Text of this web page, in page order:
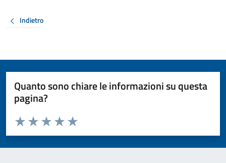
Indietro
Quanto sono chiare le informazioni su questa
pagina?
Valuta da 1 a 5 stelle la pagina
Valuta 5 stelle su 5
Valuta 4 stelle su 5
Valuta 3 stelle su 5
Valuta 2 stelle su 5
Valuta 1 stelle su 5